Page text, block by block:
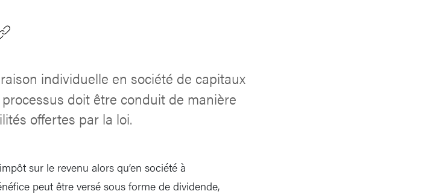
individuelle en société de capitaux
doit être conduit de manière
offertes par la loi.
sur le revenu alors qu’en société à
peut être versé sous forme de dividende,